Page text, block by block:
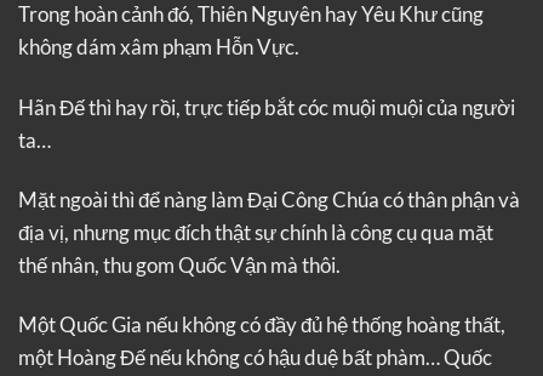
Trong hoàn cảnh đó, Thiên Nguyên hay Yêu Khư cũng
không dám xâm phạm Hỗn Vực.
Hãn Đế thì hay rồi, trực tiếp bắt cóc muội muội của người
ta…
Mặt ngoài thì để nàng làm Đại Công Chúa có thân phận và
địa vị, nhưng mục đích thật sự chính là công cụ qua mặt
thế nhân, thu gom Quốc Vận mà thôi.
Một Quốc Gia nếu không có đầy đủ hệ thống hoàng thất,
một Hoàng Đế nếu không có hậu duệ bất phàm… Quốc